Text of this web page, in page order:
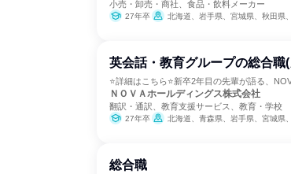
小売・卸売・商社、食品・飲料メーカー
27年卒 北海道、岩手県、宮城県、秋田県、山形県、福島県、茨城県、栃木県、群馬県、埼玉県、千葉県、新潟県、富山県、石川県、福井県、山梨県、長野県、岐阜県、静岡県、愛知県、三重県、大阪府、兵庫県、奈良
英会話・教育グループの総合
⭐詳細はこちら⭐新卒2年目の先輩が語る、
ＮＯＶＡホールディングス株式会社
翻訳・通訳、教育支援サービス、教育・学校
27年卒 北海道、青森県、岩手県、宮城県、秋田県、山形県、福島県、茨城県、栃木県、群馬県、埼玉県、千葉県、東京都、神奈川県、新潟県、富山県、石川県、福井県、山梨県、長野県、岐阜県、静岡県、愛知県、三重県、滋賀県、京都府、大阪府、兵庫県
総合職